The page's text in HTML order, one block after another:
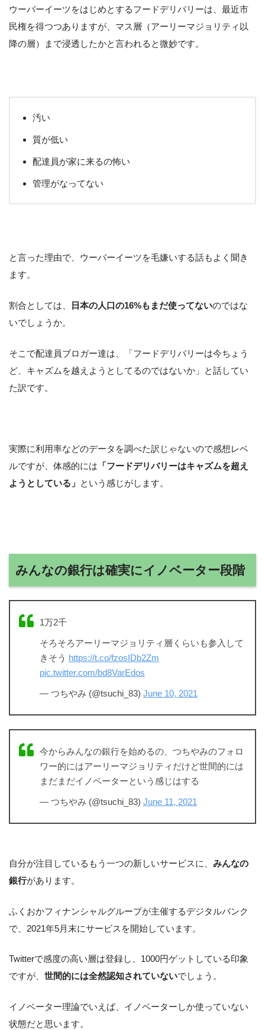
ウーバーイーツをはじめとするフードデリバリーは、最近市
民権を得つつありますが、マス層（アーリーマジョリティ以
降の層）まで浸透したかと言われると微妙です。
汚い
質が低い
配達員が家に来るの怖い
管理がなってない
と言った理由で、ウーバーイーツを毛嫌いする話もよく聞き
ます。
割合としては、 日本の人口の16%もまだ使ってないのではな
いでしょうか。
そこで配達員ブロガー達は、「フードデリバリーは今ちょう
ど、キャズムを越えようとしてるのではないか」と話してい
た訳です。
実際に利用率などのデータを調べた訳じゃないので感想レベ
ルですが、体感的には 「フードデリバリーはキャズムを超え
ようとしている」 という感じがします。
みんなの銀行は確実にイノベーター段階
1万2千
そろそろアーリーマジョリティ層くらいも参入して
きそう https://t.co/fzosIDb2Zm
pic.twitter.com/bd8VarEdos
— つちやみ (@tsuchi_83) June 10, 2021
今からみんなの銀行を始めるの、つちやみのフォロ
ワー的にはアーリーマジョリティだけど世間的には
まだまだイノベーターという感じはする
— つちやみ (@tsuchi_83) June 11, 2021
自分が注目しているもう一つの新しいサービスに、 みんなの
銀行があります。
ふくおかフィナンシャルグループが主催するデジタルバンク
で、2021年5月末にサービスを開始しています。
Twitterで感度の高い層は登録し、1000円ゲットしている印象
ですが、 世間的には全然認知されていないでしょう。
イノベーター理論でいえば、イノベーターしか使っていない
状態だと思います。